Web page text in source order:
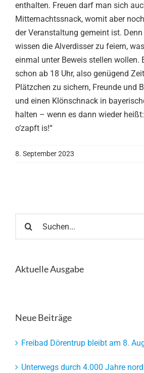
enthalten. Freuen darf man sich
Mitternachtssnack, womit aber
der Veranstaltung gemeint ist.
wissen die Alverdisser zu feiern,
einmal unter Beweis stellen wollen.
schon ab 18 Uhr, also genügend
Plätzchen zu sichern, Freunde und
und einen Klönschnack in
halten – wenn es dann wieder heißt:
o’zapft is!“
8. September 2023
nach:
Aktuelle Ausgabe
Neue Beiträge
Freibad Dörentrup bleibt am 8.
Unterwegs durch 4.000 Jahre